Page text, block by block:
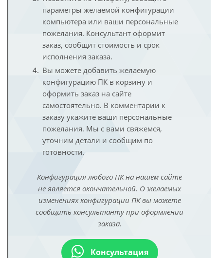
параметры желаемой конфигурации
компьютера или ваши персональные
пожелания. Консультант оформит
заказ, сообщит стоимость и срок
исполнения заказа.
Вы можете добавить желаемую
конфигурацию ПК в корзину и
оформить заказ на сайте
самостоятельно. В комментарии к
заказу укажите ваши персональные
пожелания. Мы с вами свяжемся,
уточним детали и сообщим по
готовности.
Конфигурация любого ПК на нашем сайте
не является окончательной. О желаемых
изменениях конфигурации ПК вы можете
сообщить консультанту при оформлении
заказа.
Консультация